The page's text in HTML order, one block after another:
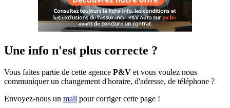
Une info n'est plus correcte ?
Vous faites partie de cette agence P&V et vous voulez nous
communiquer un changement d'horaire, d'adresse, de téléphone ?
Envoyez-nous un mail pour corriger cette page !